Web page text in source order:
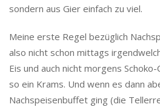
sondern aus Gier einfach zu viel.
Meine erste Regel bezüglich
also nicht schon mittags
Eis und auch nicht morgens
so ein Krams. Und wenn es dann
Nachspeisenbuffet ging (die